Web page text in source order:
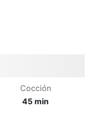
Cocción
45 min